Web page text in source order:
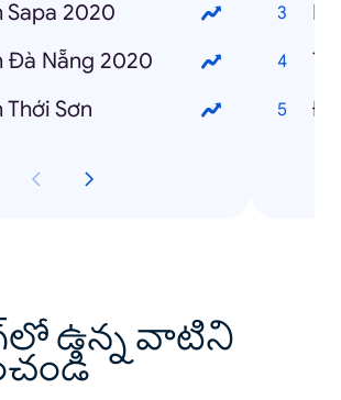
Sapa 2020
Đà Nẵng 2020
Thới Sơn
ఉన్న వాటిని